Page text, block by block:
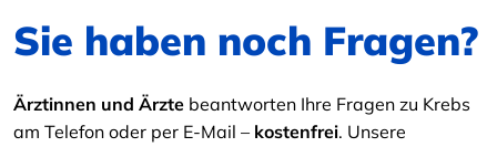
Sie haben noch Fragen?
Ärztinnen und Ärzte beantworten Ihre Fragen zu Krebs
am Telefon oder per E-Mail – kostenfrei. Unsere